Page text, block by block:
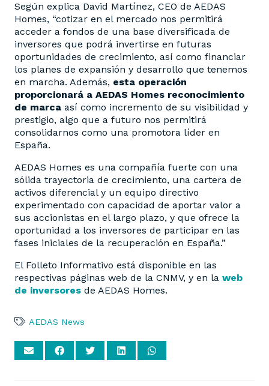
Según explica David Martínez, CEO de AEDAS
Homes, “cotizar en el mercado nos permitirá
acceder a fondos de una base diversificada de
inversores que podrá invertirse en futuras
oportunidades de crecimiento, así como financiar
los planes de expansión y desarrollo que tenemos
en marcha. Además, esta operación
proporcionará a AEDAS Homes reconocimiento
de marca así como incremento de su visibilidad y
prestigio, algo que a futuro nos permitirá
consolidarnos como una promotora líder en
España.
AEDAS Homes es una compañía fuerte con una
sólida trayectoria de crecimiento, una cartera de
activos diferencial y un equipo directivo
experimentado con capacidad de aportar valor a
sus accionistas en el largo plazo, y que ofrece la
oportunidad a los inversores de participar en las
fases iniciales de la recuperación en España.”
El Folleto Informativo está disponible en las
respectivas páginas web de la CNMV, y en la web
de inversores de AEDAS Homes.
AEDAS News